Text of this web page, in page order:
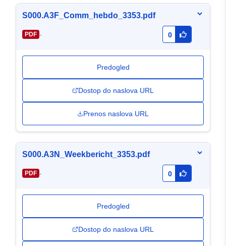
S000.A3F_Comm_hebdo_3353.pdf
PDF - 0
Predogled
Dostop do naslova URL
Prenos naslova URL
S000.A3N_Weekbericht_3353.pdf
PDF - 0
Predogled
Dostop do naslova URL